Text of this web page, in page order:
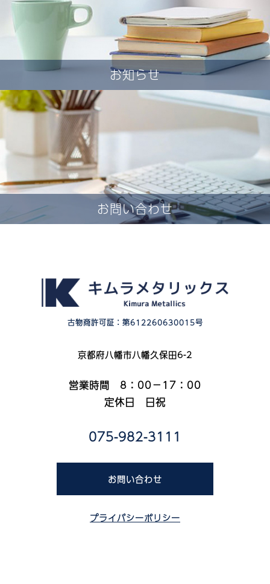
お知らせ
お問い合わせ
古物商許可証：第612260630015号
京都府八幡市八幡久保田6-2
営業時間 8：00－17：00
定休日 日祝
075-982-3111
お問い合わせ
プライバシーポリシー